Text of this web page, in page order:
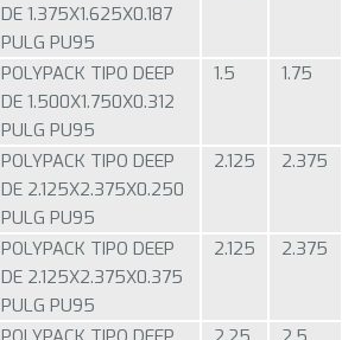
DE 1.375X1.625X0.187
PULG PU95
POLYPACK TIPO DEEP
DE 1.500X1.750X0.312
PULG PU95
1.5 1.75
POLYPACK TIPO DEEP
DE 2.125X2.375X0.250
PULG PU95
2.125 2.375
POLYPACK TIPO DEEP
DE 2.125X2.375X0.375
PULG PU95
2.125 2.375